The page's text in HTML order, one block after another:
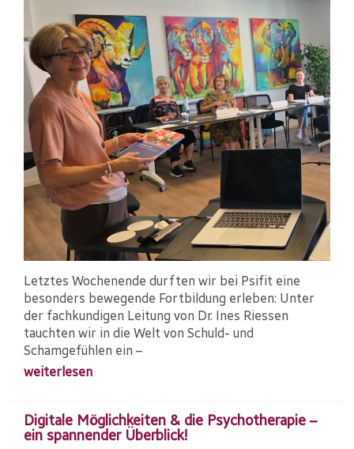
Letztes Wochenende durften wir bei Psifit eine
besonders bewegende Fortbildung erleben: Unter
der fachkundigen Leitung von Dr. Ines Riessen
tauchten wir in die Welt von Schuld- und
Schamgefühlen ein –
weiterlesen
Digitale Möglichkeiten & die Psychotherapie –
ein spannender Überblick!